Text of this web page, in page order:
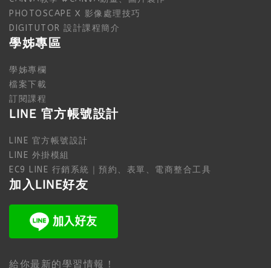
PHOTOSCAPE X 影像處理技巧
DIGITUTOR 設計課程簡介
學姊專區
學姊專欄
檔案下載
訂閱課程
LINE 官方帳號設計
LINE 官方帳號設計
LINE 外掛模組
EC9 LINE 行銷系統｜預約、表單、電商整合工具
加入LINE好友
給你最新的學習情報！